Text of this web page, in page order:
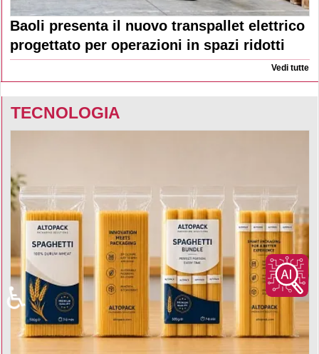
Baoli presenta il nuovo transpallet elettrico
progettato per operazioni in spazi ridotti
Vedi tutte
TECNOLOGIA